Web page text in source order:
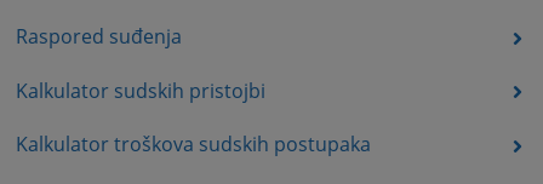
Raspored suđenja
Kalkulator sudskih pristojbi
Kalkulator troškova sudskih postupaka